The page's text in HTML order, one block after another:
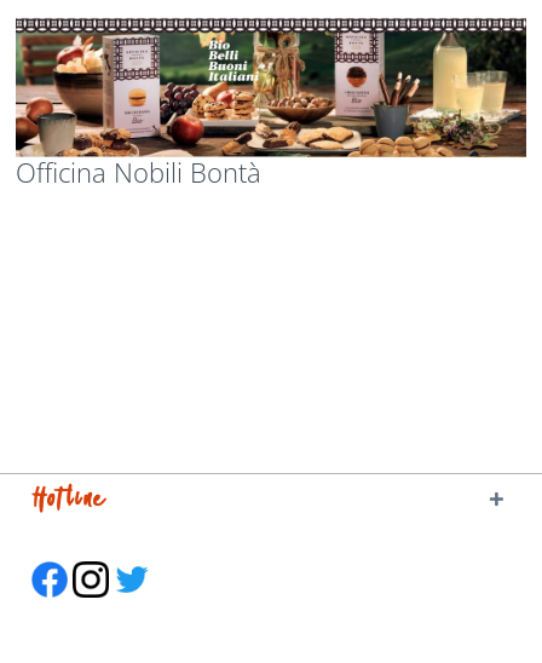
Officina Nobili Bontà
Hotline